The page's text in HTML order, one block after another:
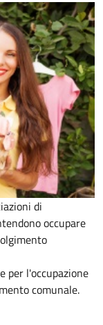
di
occupare
per l'occupazione
comunale.